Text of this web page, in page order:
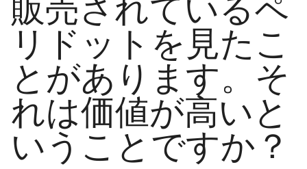
リドットを見たこ
とがあります。そ
れは価値が高いと
いうことですか？